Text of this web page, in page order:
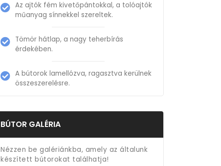
Az ajtók fém kivetőpántokkal, a tolóajtók
műanyag sínnekkel szereltek.
Tömör hátlap, a nagy teherbírás
érdekében.
A bútorok lamellózva, ragasztva kerülnek
összeszerelésre.
BÚTOR GALÉRIA
Nézzen be galériánkba, amely az általunk
készített bútorokat találhatja!